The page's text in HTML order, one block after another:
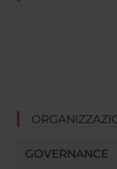
GOVERNANCE